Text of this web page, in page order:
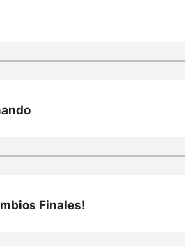
Finales!